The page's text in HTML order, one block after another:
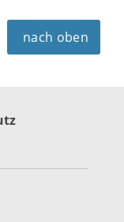
nach oben